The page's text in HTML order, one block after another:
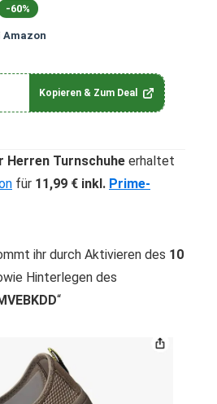
-60%
Amazon
Kopieren & Zum Deal
Herren Turnschuhe erhaltet
für 11,99 € inkl. Prime-
ihr durch Aktivieren des 10
Hinterlegen des
“